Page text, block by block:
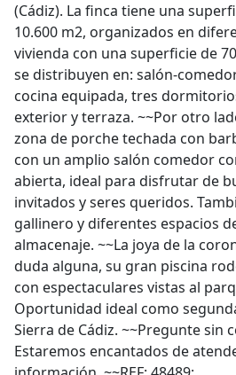
(Cádiz). La finca tiene una
10.600 m2, organizados en
vivienda con una superficie de
se distribuyen en: salón-
cocina equipada, tres
exterior y terraza. ~~Por otro
zona de porche techada con
con un amplio salón comedor
abierta, ideal para disfrutar de
invitados y seres queridos.
gallinero y diferentes espacios
almacenaje. ~~La joya de la
duda alguna, su gran piscina
con espectaculares vistas al
Oportunidad ideal como
Sierra de Cádiz. ~~Pregunte sin
Estaremos encantados de